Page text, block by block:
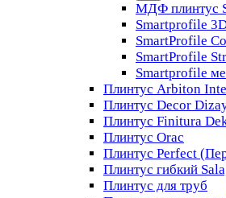
МДФ плинтус
Smartprofile
SmartProfile
SmartProfile
Smartprofile
Плинтус Arbiton
Плинтус Decor
Плинтус Finitura
Плинтус Orac
Плинтус Perfect
Плинтус гибкий
Плинтус для труб